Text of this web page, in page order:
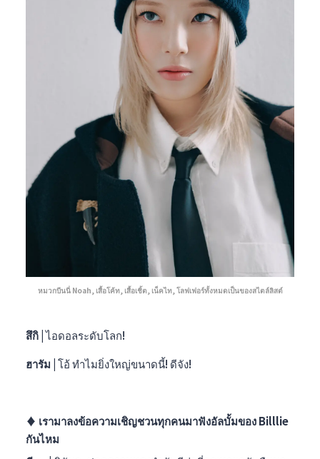
หมวกบีนนี่ Noah, เสื้อโค้ท, เสื้อเชิ้ต, เน็คไท, โลฟเฟอร์ทั้งหมดเป็นของสไตล์ลิสต์
สึกิ |ไอดอลระดับโลก!
ฮารัม |โอ้ ทำไมยิ่งใหญ่ขนาดนี้! ดีจัง!
♦︎ เรามาลงข้อความเชิญชวนทุกคนมาฟังอัลบั้มของ Billlie
กันไหม